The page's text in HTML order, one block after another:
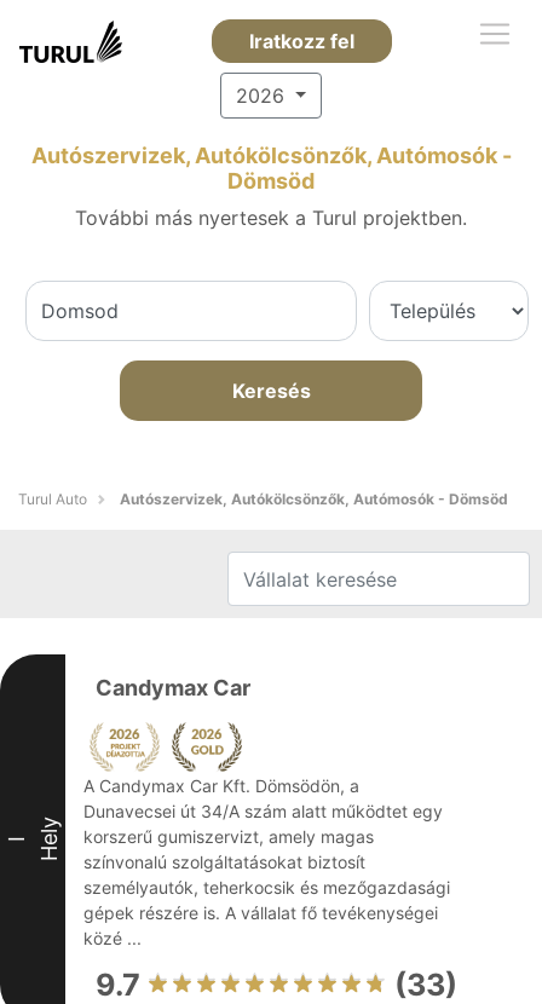
Iratkozz fel
2026
Autószervizek, Autókölcsönzők, Autómosók -
Dömsöd
További más nyertesek a Turul projektben.
Keresés
Turul Auto Autószervizek, Autókölcsönzők, Autómosók - Dömsöd
I Hely
Candymax Car
A Candymax Car Kft. Dömsödön, a
Dunavecsei út 34/A szám alatt működtet egy
korszerű gumiszervizt, amely magas
színvonalú szolgáltatásokat biztosít
személyautók, teherkocsik és mezőgazdasági
gépek részére is. A vállalat fő tevékenységei
közé ...
9.7 (33)